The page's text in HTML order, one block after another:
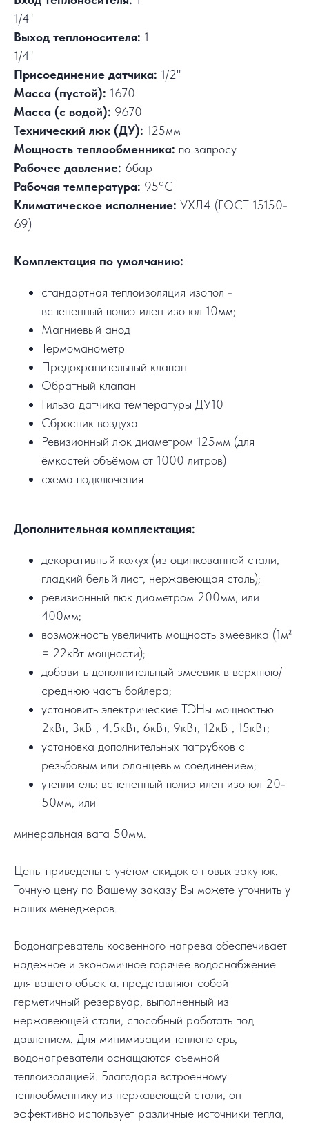
1/4"
Выход теплоносителя: 1
1/4"
Присоединение датчика: 1/2"
Масса (пустой): 1670
Масса (с водой): 9670
Технический люк (ДУ): 125мм
Мощность теплообменника: по запросу
Рабочее давление: 6бар
Рабочая температура: 95°C
Климатическое исполнение: УХЛ4 (ГОСТ 15150-
69)
Комплектация по умолчанию:
стандартная теплоизоляция изопол -
вспененный полиэтилен изопол 10мм;
Магниевый анод
Термоманометр
Предохранительный клапан
Обратный клапан
Гильза датчика температуры ДУ10
Сбросник воздуха
Ревизионный люк диаметром 125мм (для
ёмкостей объёмом от 1000 литров)
схема подключения
Дополнительная комплектация:
декоративный кожух (из оцинкованной стали,
гладкий белый лист, нержавеющая сталь);
ревизионный люк диаметром 200мм, или
400мм;
возможность увеличить мощность змеевика (1м²
= 22кВт мощности);
добавить дополнительный змеевик в верхнюю/
среднюю часть бойлера;
установить электрические ТЭНы мощностью
2кВт, 3кВт, 4.5кВт, 6кВт, 9кВт, 12кВт, 15кВт;
установка дополнительных патрубков с
резьбовым или фланцевым соединением;
утеплитель: вспененный полиэтилен изопол 20-
50мм, или
минеральная вата 50мм.
Цены приведены с учётом скидок оптовых закупок.
Точную цену по Вашему заказу Вы можете уточнить у
наших менеджеров.
Водонагреватель косвенного нагрева обеспечивает
надежное и экономичное горячее водоснабжение
для вашего объекта. представляют собой
герметичный резервуар, выполненный из
нержавеющей стали, способный работать под
давлением. Для минимизации теплопотерь,
водонагреватели оснащаются съемной
теплоизоляцией. Благодаря встроенному
теплообменнику из нержавеющей стали, он
эффективно использует различные источники тепла,